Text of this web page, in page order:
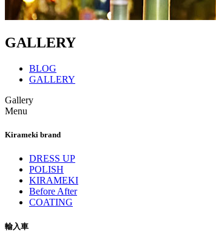
GALLERY
BLOG
GALLERY
Gallery
Menu
Kirameki brand
DRESS UP
POLISH
KIRAMEKI
Before After
COATING
輸入車